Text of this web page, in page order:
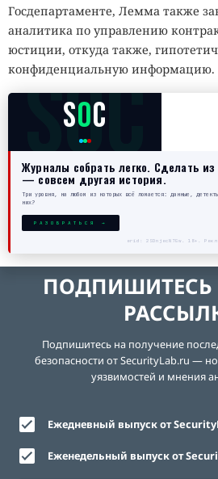
Госдепартаменте, Лемма также
аналитика по управлению
юстиции, откуда также,
конфиденциальную информацию.
SOC
SOC
Журналы собрать легко. Сделать
— совсем другая история.
Три уровня, на любом из которых всё ломается: данные,
них?
РАЗОБРАТЬСЯ →
erid: 2SDnjecN7Gw. 18+.
ПОДПИШИТЕСЬ
Подпишитесь на получение
безопасности от SecurityLab.ru —
уязвимостей и мнения
Ежедневный выпуск от
Еженедельный выпуск от